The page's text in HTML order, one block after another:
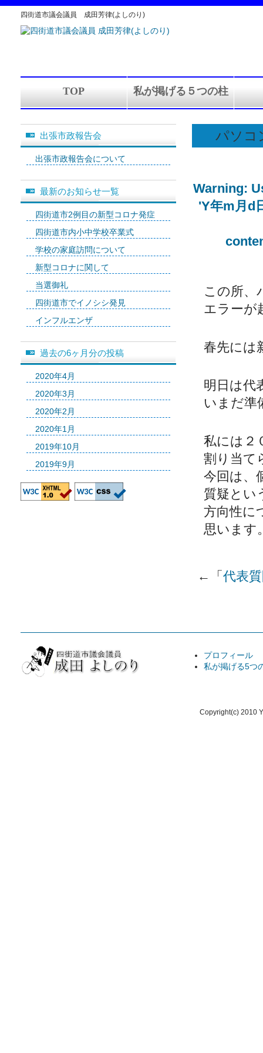
四街道市議会議員 成田芳律(よしのり)
TOP 私が掲げる５つの柱
パソコ
Warning:
'Y年m月d
この所、
エラーが
春先には
明日は代
いまだ準
私には２
割り当て
今回は、
質疑とい
方向性に
思います
←「 代表
出張市政報告会
出張市政報告会について
最新のお知らせ一覧
四街道市2例目の新型コロナ発症
四街道市内小中学校卒業式
学校の家庭訪問について
新型コロナに関して
当選御礼
四街道市でイノシシ発見
インフルエンザ
過去の6ヶ月分の投稿
2020年4月
2020年3月
2020年2月
2020年1月
2019年10月
2019年9月
プロフィール
私が掲げる5つ
Copyright(c) 2010